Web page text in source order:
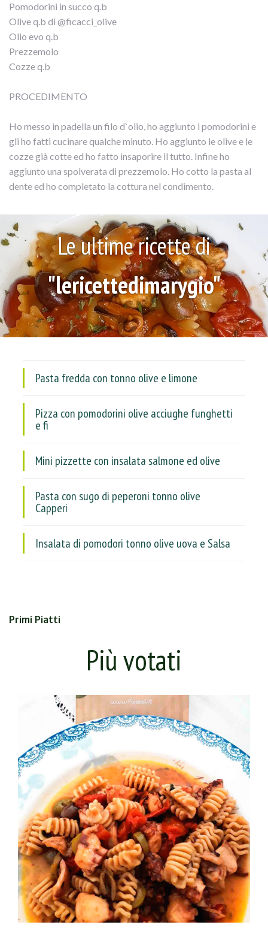
Pomodorini in succo q.b
Olive q.b di @ficacci_olive
Olio evo q.b
Prezzemolo
Cozze q.b
PROCEDIMENTO
Ho messo in padella un filo d`olio, ho aggiunto i pomodorini e
gli ho fatti cucinare qualche minuto. Ho aggiunto le olive e le
cozze già cotte ed ho fatto insaporire il tutto. Infine ho
aggiunto una spolverata di prezzemolo. Ho cotto la pasta al
dente ed ho completato la cottura nel condimento.
Le ultime ricette di
"lericettedimarygio"
Pasta fredda con tonno olive e limone
Pizza con pomodorini olive acciughe funghetti
e fi
Mini pizzette con insalata salmone ed olive
Pasta con sugo di peperoni tonno olive
Capperi
Insalata di pomodori tonno olive uova e Salsa
Primi Piatti
Più votati